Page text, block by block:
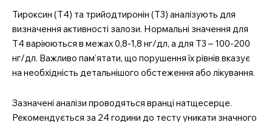
Тироксин (Т4) та трийодтиронін (Т3) аналізують для
визначення активності залози. Нормальні значення для
Т4 варіюються в межах 0,8-1,8 нг/дл, а для Т3 – 100-200
нг/дл. Важливо пам’ятати, що порушення їх рівнів вказує
на необхідність детальнішого обстеження або лікування.
Зазначені аналізи проводяться вранці натщесерце.
Рекомендується за 24 години до тесту уникати значного